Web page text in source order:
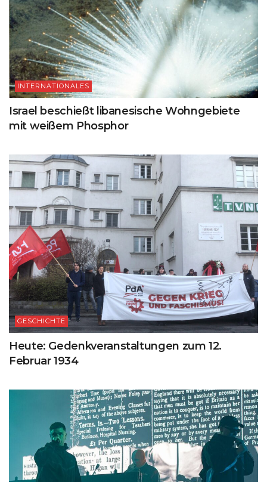
INTERNATIONALES
Israel beschießt libanesische Wohngebiete
mit weißem Phosphor
GESCHICHTE
Heute: Gedenkveranstaltungen zum 12.
Februar 1934